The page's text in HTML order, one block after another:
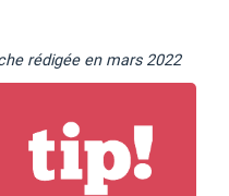
rédigée en mars 2022